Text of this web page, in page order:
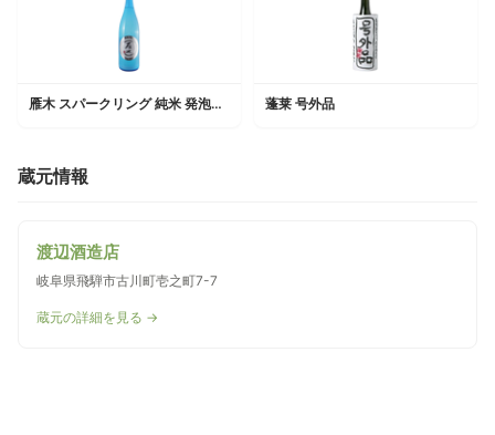
雁木 スパークリング 純米 発泡にごり生原酒 蓬莱 号外品
蔵元情報
渡辺酒造店
岐阜県飛騨市古川町壱之町7-7
蔵元の詳細を見る →